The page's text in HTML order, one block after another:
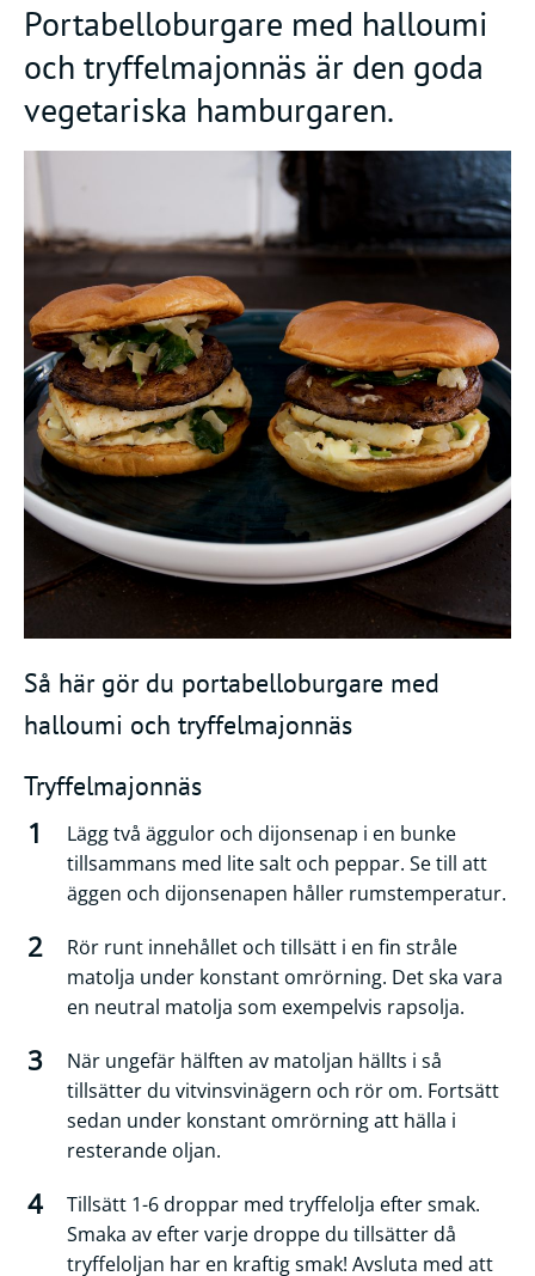
Portabelloburgare med halloumi
och tryffelmajonnäs är den goda
vegetariska hamburgaren.
Så här gör du portabelloburgare med
halloumi och tryffelmajonnäs
Tryffelmajonnäs
Lägg två äggulor och dijonsenap i en bunke
tillsammans med lite salt och peppar. Se till att
äggen och dijonsenapen håller rumstemperatur.
Rör runt innehållet och tillsätt i en fin stråle
matolja under konstant omrörning. Det ska vara
en neutral matolja som exempelvis rapsolja.
När ungefär hälften av matoljan hällts i så
tillsätter du vitvinsvinägern och rör om. Fortsätt
sedan under konstant omrörning att hälla i
resterande oljan.
Tillsätt 1-6 droppar med tryffelolja efter smak.
Smaka av efter varje droppe du tillsätter då
tryffeloljan har en kraftig smak! Avsluta med att